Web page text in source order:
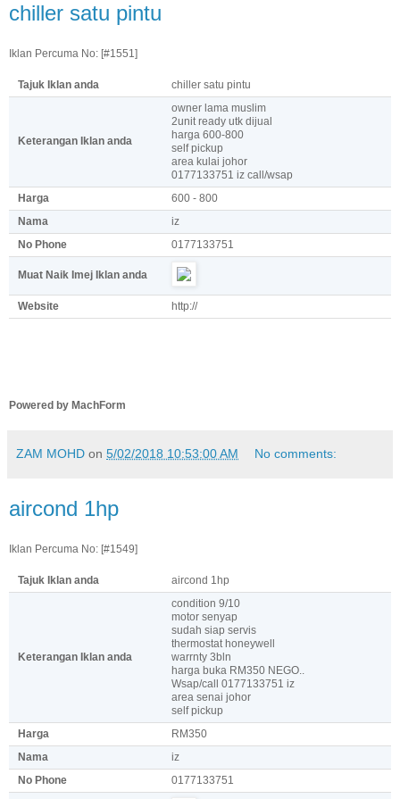
chiller satu pintu
Iklan Percuma No: [#1551]
Tajuk Iklan anda chiller satu pintu
Keterangan Iklan anda
owner lama muslim
2unit ready utk dijual
harga 600-800
self pickup
area kulai johor
0177133751 iz call/wsap
Harga
600 - 800
Nama
iz
No Phone
0177133751
Muat Naik Imej Iklan anda
Website http://
Powered by MachForm
ZAM MOHD on 5/02/2018 10:53:00 AM No comments:
aircond 1hp
Iklan Percuma No: [#1549]
Tajuk Iklan anda aircond 1hp
Keterangan Iklan anda
condition 9/10
motor senyap
sudah siap servis
thermostat honeywell
warrnty 3bln
harga buka RM350 NEGO..
Wsap/call 0177133751 iz
area senai johor
self pickup
Harga
RM350
Nama
iz
No Phone
0177133751